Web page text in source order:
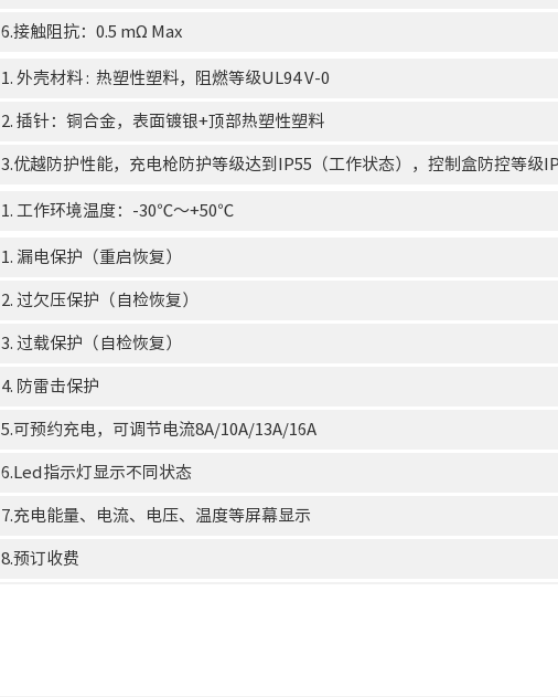
6.接触阻抗：0.5 mΩ Max
1. 外壳材料 : 热塑性塑料，阻燃等级UL94 V-0
2. 插针：铜合金，表面镀银+顶部热塑性塑料
3.优越防护性能，充电枪防护等级达到IP55（工作状态），控制盒防控等级
1. 工作环境温度：-30℃～+50℃
1. 漏电保护（重启恢复）
2. 过欠压保护（自检恢复）
3. 过载保护（自检恢复）
4. 防雷击保护
5.可预约充电，可调节电流8A/10A/13A/16A
6.Led指示灯显示不同状态
7.充电能量、电流、电压、温度等屏幕显示
8.预订收费